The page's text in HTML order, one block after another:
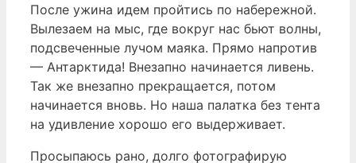
После ужина идем пройтись по набережной.
Вылезаем на мыс, где вокруг нас бьют волны,
подсвеченные лучом маяка. Прямо напротив
— Антарктида! Внезапно начинается ливень.
Так же внезапно прекращается, потом
начинается вновь. Но наша палатка без тента
на удивление хорошо его выдерживает.
Просыпаюсь рано, долго фотографирую